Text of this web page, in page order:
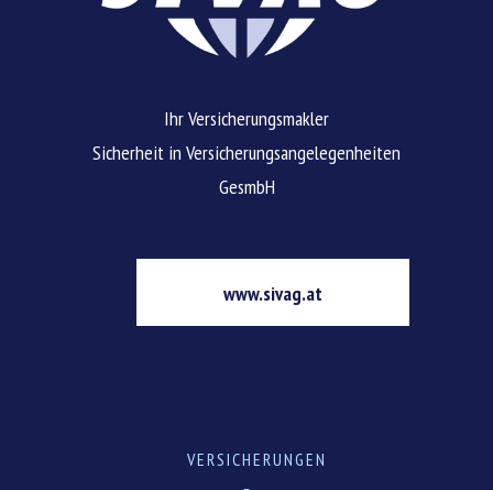
Ihr Versicherungsmakler
Sicherheit in Versicherungsangelegenheiten
GesmbH
www.sivag.at
VERSICHERUNGEN